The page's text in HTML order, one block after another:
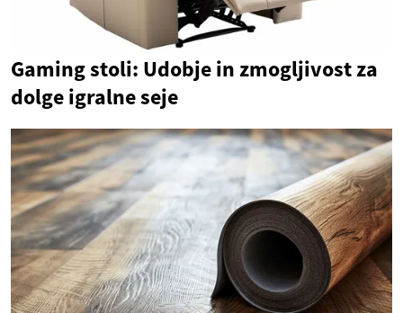
Gaming stoli: Udobje in zmogljivost za
dolge igralne seje